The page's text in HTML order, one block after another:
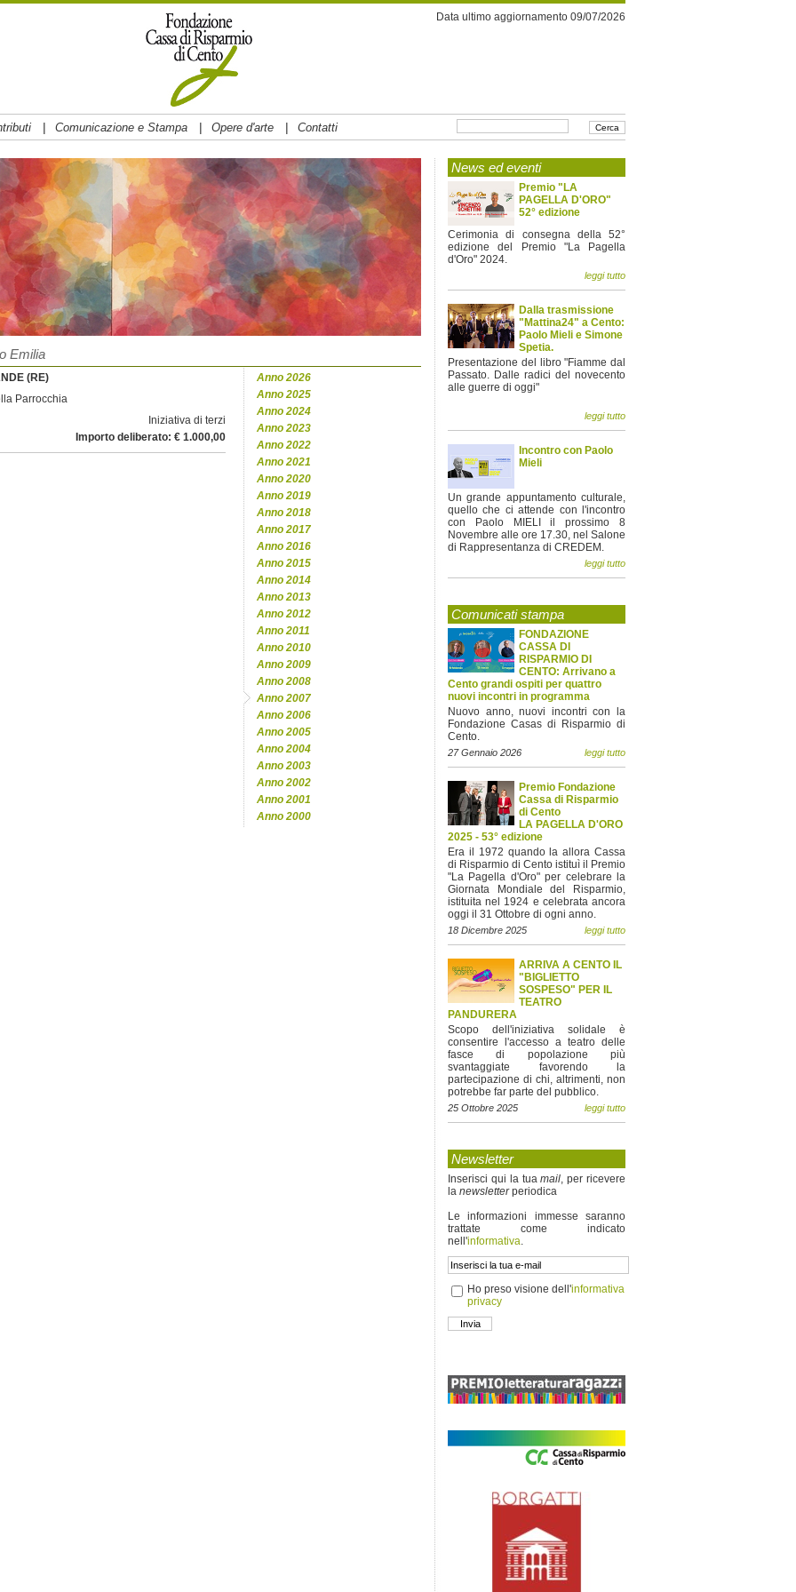
Data ultimo aggiornamento 09/07/2026
| Comunicazione e Stampa | Opere d'arte | Contatti
Emilia
(RE)
Parrocchia
Iniziativa di terzi
Importo deliberato: € 1.000,00
Anno 2026
Anno 2025
Anno 2024
Anno 2023
Anno 2022
Anno 2021
Anno 2020
Anno 2019
Anno 2018
Anno 2017
Anno 2016
Anno 2015
Anno 2014
Anno 2013
Anno 2012
Anno 2011
Anno 2010
Anno 2009
Anno 2008
Anno 2007
Anno 2006
Anno 2005
Anno 2004
Anno 2003
Anno 2002
Anno 2001
Anno 2000
News ed eventi
Premio "LA
PAGELLA D'ORO"
52° edizione
Cerimonia di consegna della 52°
edizione del Premio "La Pagella
d'Oro" 2024.
leggi tutto
Dalla trasmissione
"Mattina24" a Cento:
Paolo Mieli e Simone
Spetia.
Presentazione del libro "Fiamme dal
Passato. Dalle radici del novecento
alle guerre di oggi"
leggi tutto
Incontro con Paolo
Mieli
Un grande appuntamento culturale,
quello che ci attende con l'incontro
con Paolo MIELI il prossimo 8
Novembre alle ore 17.30, nel Salone
di Rappresentanza di CREDEM.
leggi tutto
Comunicati stampa
FONDAZIONE
CASSA DI
RISPARMIO DI
CENTO: Arrivano a
Cento grandi ospiti per quattro
nuovi incontri in programma
Nuovo anno, nuovi incontri con la
Fondazione Casas di Risparmio di
Cento.
27 Gennaio 2026 leggi tutto
Premio Fondazione
Cassa di Risparmio
di Cento
LA PAGELLA D'ORO
2025 - 53° edizione
Era il 1972 quando la allora Cassa
di Risparmio di Cento istituì il Premio
"La Pagella d'Oro" per celebrare la
Giornata Mondiale del Risparmio,
istituita nel 1924 e celebrata ancora
oggi il 31 Ottobre di ogni anno.
18 Dicembre 2025 leggi tutto
ARRIVA A CENTO IL
"BIGLIETTO
SOSPESO" PER IL
TEATRO
PANDURERA
Scopo dell'iniziativa solidale è
consentire l'accesso a teatro delle
fasce di popolazione più
svantaggiate favorendo la
partecipazione di chi, altrimenti, non
potrebbe far parte del pubblico.
25 Ottobre 2025 leggi tutto
Newsletter
Inserisci qui la tuamail, per ricevere
la newsletterperiodica
Le informazioni immesse saranno
trattate come indicato
nell'informativa.
Ho preso visione dell'informativa
privacy